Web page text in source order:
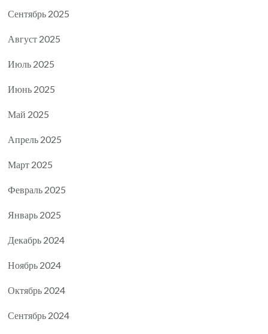
Сентябрь 2025
Август 2025
Июль 2025
Июнь 2025
Май 2025
Апрель 2025
Март 2025
Февраль 2025
Январь 2025
Декабрь 2024
Ноябрь 2024
Октябрь 2024
Сентябрь 2024